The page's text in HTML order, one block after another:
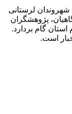
لرستانی
پژوهشگران
گام بردارد.
است.